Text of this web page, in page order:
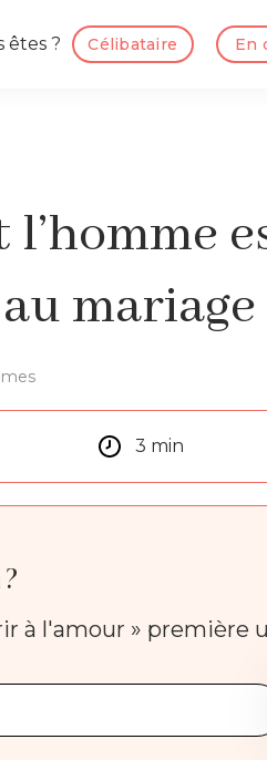
êtes ? Célibataire En
l’homme
mariage
3 min
à l'amour » première